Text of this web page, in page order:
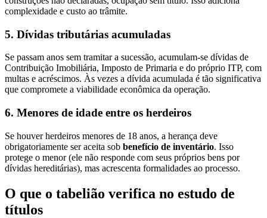
complexidade e custo ao trâmite.
5. Dívidas tributárias acumuladas
Se passam anos sem tramitar a sucessão, acumulam-se dívidas de
Contribuição Imobiliária, Imposto de Primaria e do próprio ITP, com
multas e acréscimos. Às vezes a dívida acumulada é tão significativa
que compromete a viabilidade econômica da operação.
6. Menores de idade entre os herdeiros
Se houver herdeiros menores de 18 anos, a herança deve
obrigatoriamente ser aceita sob benefício de inventário. Isso
protege o menor (ele não responde com seus próprios bens por
dívidas hereditárias), mas acrescenta formalidades ao processo.
O que o tabelião verifica no estudo de
títulos